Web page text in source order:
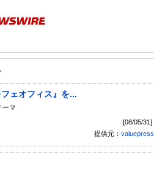
ェオフィス』を...
ーマ
[08/05/31]
提供元： valuepress